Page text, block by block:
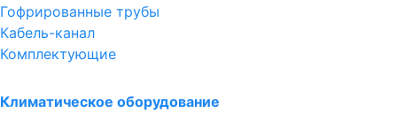
Гофрированные трубы
Кабель-канал
Комплектующие
Климатическое оборудование